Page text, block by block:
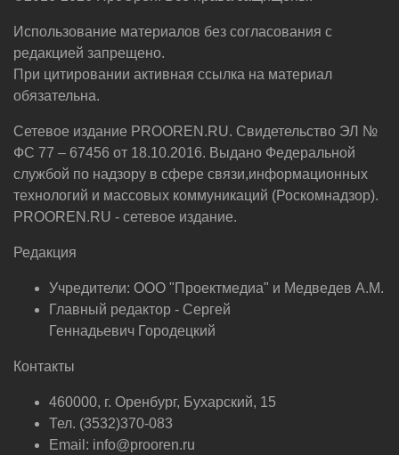
Использование материалов без согласования с
редакцией запрещено.
При цитировании активная ссылка на материал
обязательна.
Сетевое издание PROOREN.RU. Свидетельство ЭЛ №
ФС 77 – 67456 от 18.10.2016. Выдано Федеральной
службой по надзору в сфере связи,информационных
технологий и массовых коммуникаций (Роскомнадзор).
PROOREN.RU - сетевое издание.
Редакция
Учредители: ООО "Проектмедиа" и Медведев А.М.
Главный редактор - Сергей
Геннадьевич Городецкий
Контакты
460000, г. Оренбург, Бухарский, 15
Тел. (3532)370-083
Email: info@prooren.ru